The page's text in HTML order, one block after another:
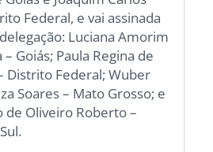
Federal, e vai assinada
Luciana Amorim
Goiás; Paula Regina de
Distrito Federal; Wuber
Soares – Mato Grosso; e
de Oliveiro Roberto –